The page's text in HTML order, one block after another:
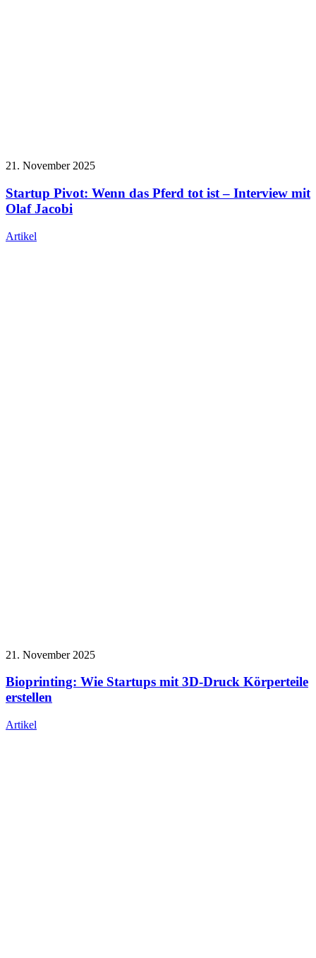
21. November 2025
Startup Pivot: Wenn das Pferd tot ist – Interview mit
Olaf Jacobi
Artikel
21. November 2025
Bioprinting: Wie Startups mit 3D-Druck Körperteile
erstellen
Artikel